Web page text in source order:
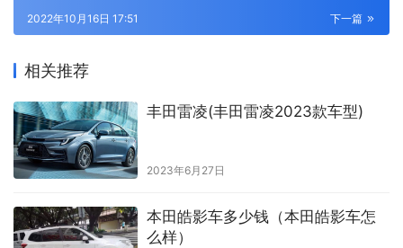
下一篇
2022年10月16日 17:51
相关推荐
丰田雷凌(丰田雷凌2023款车型)
2023年6月27日
本田皓影车多少钱（本田皓影车怎
么样）